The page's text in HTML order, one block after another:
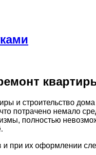
потрачено немало
полностью
и при их оформлении